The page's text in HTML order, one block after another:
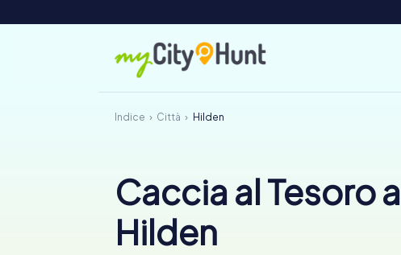
Indice Città Hilden
Caccia al Tesoro a
Hilden